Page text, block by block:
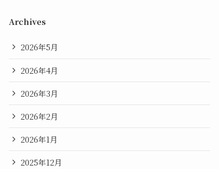
Archives
2026年5月
2026年4月
2026年3月
2026年2月
2026年1月
2025年12月